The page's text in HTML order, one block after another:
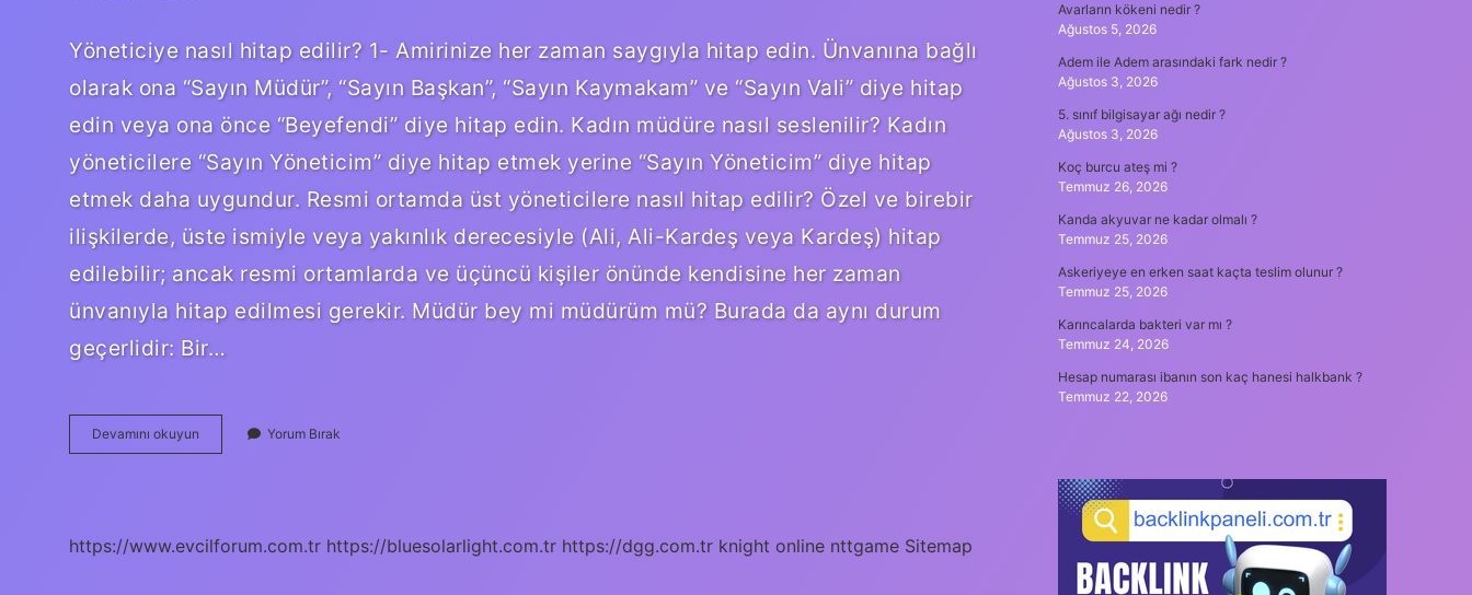
Yöneticiye nasıl hitap edilir? 1- Amirinize her zaman saygıyla hitap edin. Ünvanına bağlı
olarak ona “Sayın Müdür”, “Sayın Başkan”, “Sayın Kaymakam” ve “Sayın Vali” diye hitap
edin veya ona önce “Beyefendi” diye hitap edin. Kadın müdüre nasıl seslenilir? Kadın
yöneticilere “Sayın Yöneticim” diye hitap etmek yerine “Sayın Yöneticim” diye hitap
etmek daha uygundur. Resmi ortamda üst yöneticilere nasıl hitap edilir? Özel ve birebir
ilişkilerde, üste ismiyle veya yakınlık derecesiyle (Ali, Ali-Kardeş veya Kardeş) hitap
edilebilir; ancak resmi ortamlarda ve üçüncü kişiler önünde kendisine her zaman
ünvanıyla hitap edilmesi gerekir. Müdür bey mi müdürüm mü? Burada da aynı durum
geçerlidir: Bir…
Devamını okuyun Müdürlere
Nasıl
Yorum Bırak
https://www.evcilforum.com.tr https://bluesolarlight.com.tr https://dgg.com.tr knight online nttgame Sitemap
Avarların kökeni nedir ?
Ağustos 5, 2026
Adem ile Adem arasındaki fark nedir ?
Ağustos 3, 2026
5. sınıf bilgisayar ağı nedir ?
Ağustos 3, 2026
Koç burcu ateş mi ?
Temmuz 26, 2026
Kanda akyuvar ne kadar olmalı ?
Temmuz 25, 2026
Askeriyeye en erken saat kaçta teslim olunur ?
Temmuz 25, 2026
Karıncalarda bakteri var mı ?
Temmuz 24, 2026
Hesap numarası ibanın son kaç hanesi halkbank ?
Temmuz 22, 2026